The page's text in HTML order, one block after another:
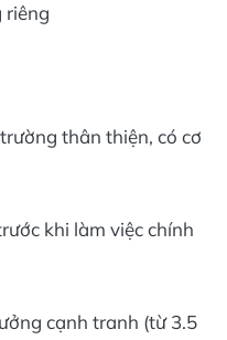
thân thiện, có cơ
khi làm việc chính
cạnh tranh (từ 3.5